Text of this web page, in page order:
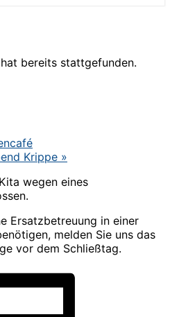
bereits stattgefunden.
Krippe »
wegen eines
Ersatzbetreuung in einer
melden Sie uns das
vor dem Schließtag.